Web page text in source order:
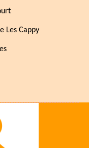
Les Cappy